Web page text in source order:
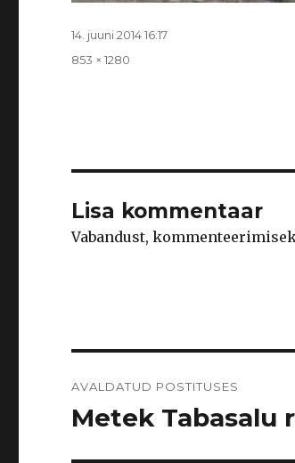
Postitatud
14. juuni 2014 16:17
Täissuurus
853 × 1280
Lisa kommentaar
Vabandust,
AVALDATUD POSTITUSES
Metek Tabasalu